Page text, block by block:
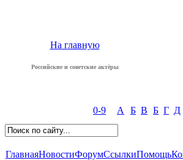
На главную
Российские и советские актёры
0-9 А Б В Б Г Д
ГлавнаяНовостиФорумСсылкиПомощь